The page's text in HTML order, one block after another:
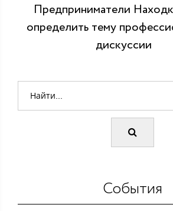
Предприниматели
определить тему
дискуссии
События